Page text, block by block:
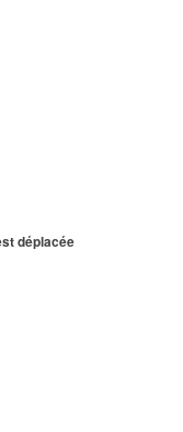
déplacée